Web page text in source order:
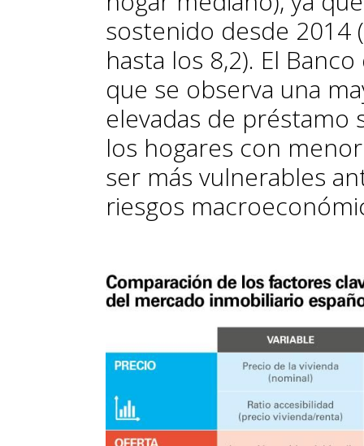
sostenido desde 2014
hasta los 8,2). El
que se observa una
elevadas de
los hogares con
ser más vulnerables
riesgos